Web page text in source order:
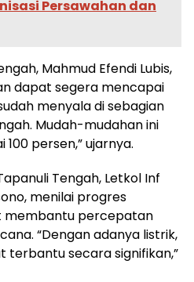
Persawahan dan
Mahmud Efendi Lubis,
dapat segera mencapai
menyala di sebagian
Mudah-mudahan ini
persen,” ujarnya.
Tengah, Letkol Inf
menilai progres
membantu percepatan
“Dengan adanya listrik,
terbantu secara signifikan,”